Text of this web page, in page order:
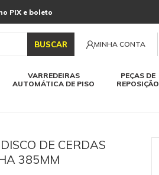
PIX e boleto
BUSCAR MINHA CONTA
VARREDEIRAS
AUTOMÁTICA DE PISO
PEÇAS DE
REPOSIÇÃO
DE CERDAS
385MM